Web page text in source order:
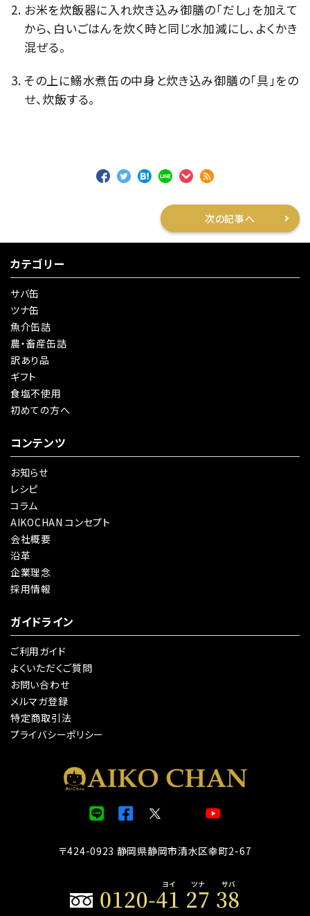
お米を炊飯器に入れ炊き込み御膳の「だし」を加えて
から、白いごはんを炊く時と同じ水加減にし、よくかき
混ぜる。
その上に鰯水煮缶の中身と炊き込み御膳の「具」をの
せ、炊飯する。
次の記事へ
カテゴリー
サバ缶
ツナ缶
魚介缶詰
農・畜産缶詰
訳あり品
ギフト
食塩不使用
初めての方へ
コンテンツ
お知らせ
レシピ
コラム
AIKOCHAN コンセプト
会社概要
沿革
企業理念
採用情報
ガイドライン
ご利用ガイド
よくいただくご質問
お問い合わせ
メルマガ登録
特定商取引法
プライバシーポリシー
〒424-0923 静岡県静岡市清水区幸町2-67